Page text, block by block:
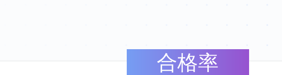
合格率